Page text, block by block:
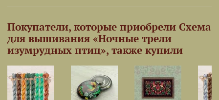
Покупатели, которые приобрели Схема
для вышивания «Ночные трели
изумрудных птиц», также купили